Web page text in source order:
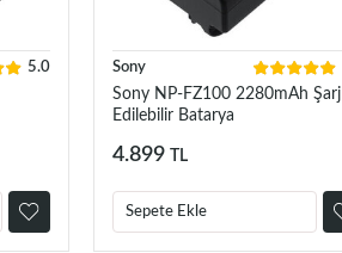
5.0 Sony
Sony NP-FZ100 2280mAh Şarj
Edilebilir Batarya
4.899 TL
Sepete Ekle